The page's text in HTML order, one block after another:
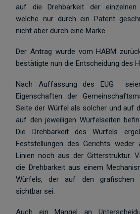
auf die Drehbarkeit der einzelnen
welche nur durch ein Patent
nicht aber durch eine Marke.
Der Antrag wurde vom HABM
bestätigte nun die Entscheidung des
Nach Auffassung des EUG
Eigenschaften der
Seite der Würfel als solcher und auf
auf den jeweiligen Würfelseiten
Die Drehbarkeit des Würfels
Feststellungen des Gerichts weder
Linien noch aus der Gitterstruktur.
die Drehbarkeit aus einem
Würfels, der auf den grafischen
sichtbar sei.
Auch ein Mangel an